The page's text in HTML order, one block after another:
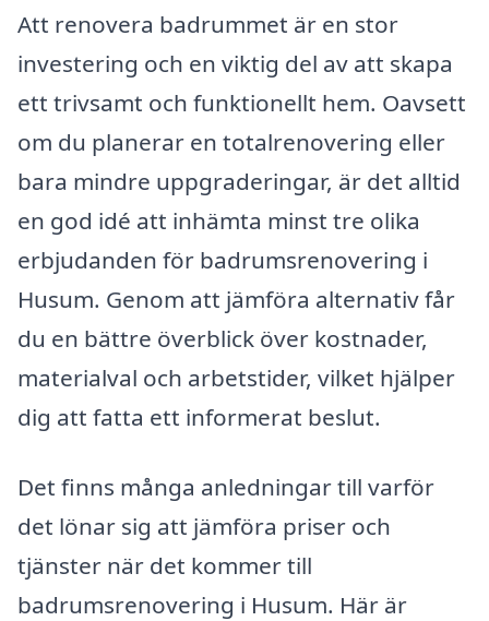
Att renovera badrummet är en stor
investering och en viktig del av att skapa
ett trivsamt och funktionellt hem. Oavsett
om du planerar en totalrenovering eller
bara mindre uppgraderingar, är det alltid
en god idé att inhämta minst tre olika
erbjudanden för badrumsrenovering i
Husum. Genom att jämföra alternativ får
du en bättre överblick över kostnader,
materialval och arbetstider, vilket hjälper
dig att fatta ett informerat beslut.
Det finns många anledningar till varför
det lönar sig att jämföra priser och
tjänster när det kommer till
badrumsrenovering i Husum. Här är